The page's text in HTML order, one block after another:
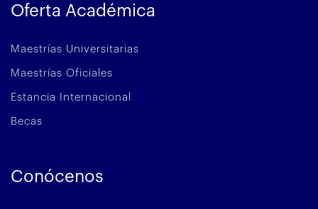
Oferta Académica
Maestrías Universitarias
Maestrías Oficiales
Estancia Internacional
Becas
Conócenos